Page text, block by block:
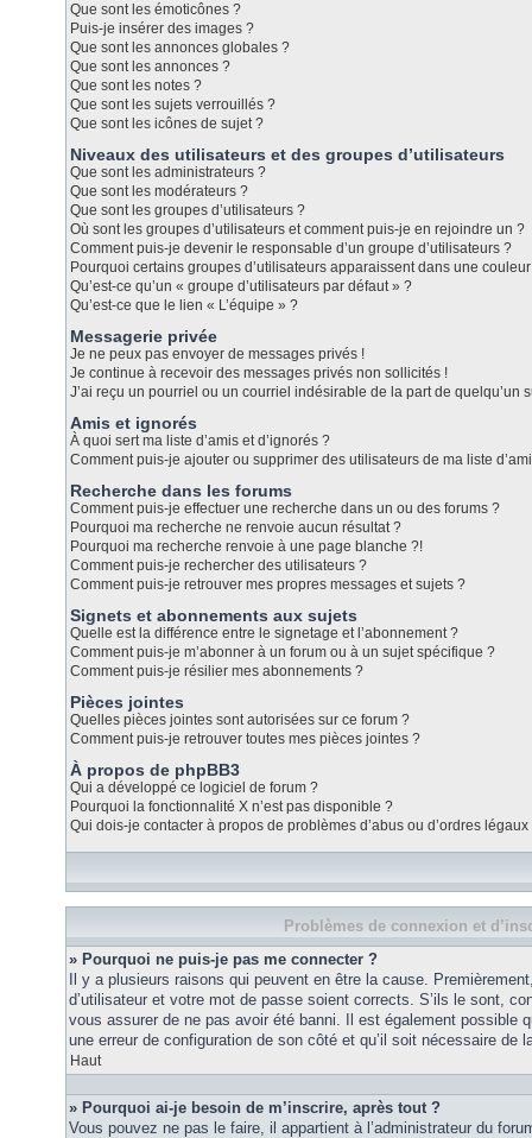
Que sont les émoticônes ?
Puis-je insérer des images ?
Que sont les annonces globales ?
Que sont les annonces ?
Que sont les notes ?
Que sont les sujets verrouillés ?
Que sont les icônes de sujet ?
Niveaux des utilisateurs et des groupes d’utilisateurs
Que sont les administrateurs ?
Que sont les modérateurs ?
Que sont les groupes d’utilisateurs ?
Où sont les groupes d’utilisateurs et comment puis-je en rejoindre un ?
Comment puis-je devenir le responsable d’un groupe d’utilisateurs ?
Pourquoi certains groupes d’utilisateurs apparaissent dans une
Qu’est-ce qu’un « groupe d’utilisateurs par défaut » ?
Qu’est-ce que le lien « L’équipe » ?
Messagerie privée
Je ne peux pas envoyer de messages privés !
Je continue à recevoir des messages privés non sollicités !
J’ai reçu un pourriel ou un courriel indésirable de la part de quelqu’un
Amis et ignorés
À quoi sert ma liste d’amis et d’ignorés ?
Comment puis-je ajouter ou supprimer des utilisateurs de ma liste
Recherche dans les forums
Comment puis-je effectuer une recherche dans un ou des forums ?
Pourquoi ma recherche ne renvoie aucun résultat ?
Pourquoi ma recherche renvoie à une page blanche ?!
Comment puis-je rechercher des utilisateurs ?
Comment puis-je retrouver mes propres messages et sujets ?
Signets et abonnements aux sujets
Quelle est la différence entre le signetage et l’abonnement ?
Comment puis-je m’abonner à un forum ou à un sujet spécifique ?
Comment puis-je résilier mes abonnements ?
Pièces jointes
Quelles pièces jointes sont autorisées sur ce forum ?
Comment puis-je retrouver toutes mes pièces jointes ?
À propos de phpBB3
Qui a développé ce logiciel de forum ?
Pourquoi la fonctionnalité X n’est pas disponible ?
Qui dois-je contacter à propos de problèmes d’abus ou d’ordres
Problèmes de connexion et
» Pourquoi ne puis-je pas me connecter ?
Il y a plusieurs raisons qui peuvent en être la cause.
d’utilisateur et votre mot de passe soient corrects. S’ils le sont,
vous assurer de ne pas avoir été banni. Il est également possible
une erreur de configuration de son côté et qu’il soit nécessaire de
Haut
» Pourquoi ai-je besoin de m’inscrire, après tout ?
Vous pouvez ne pas le faire, il appartient à l’administrateur du